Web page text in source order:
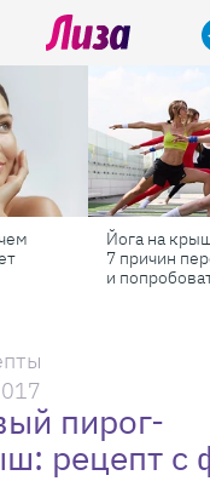
Готовь как
секретов,
пирог-
рецепт с